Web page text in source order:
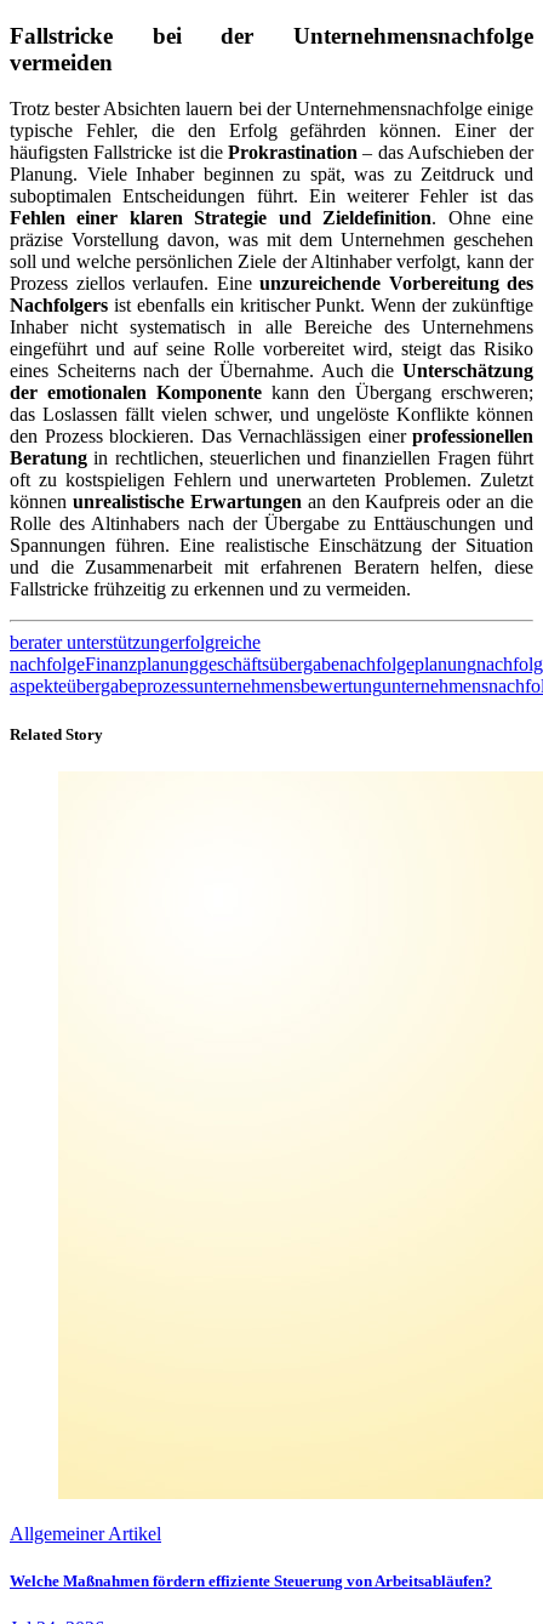
Fallstricke bei der Unternehmensnachfolge
vermeiden
Trotz bester Absichten lauern bei der Unternehmensnachfolge einige
typische Fehler, die den Erfolg gefährden können. Einer der
häufigsten Fallstricke ist die Prokrastination – das Aufschieben der
Planung. Viele Inhaber beginnen zu spät, was zu Zeitdruck und
suboptimalen Entscheidungen führt. Ein weiterer Fehler ist das
Fehlen einer klaren Strategie und Zieldefinition. Ohne eine
präzise Vorstellung davon, was mit dem Unternehmen geschehen
soll und welche persönlichen Ziele der Altinhaber verfolgt, kann der
Prozess ziellos verlaufen. Eine unzureichende Vorbereitung des
Nachfolgers ist ebenfalls ein kritischer Punkt. Wenn der zukünftige
Inhaber nicht systematisch in alle Bereiche des Unternehmens
eingeführt und auf seine Rolle vorbereitet wird, steigt das Risiko
eines Scheiterns nach der Übernahme. Auch die Unterschätzung
der emotionalen Komponentekann den Übergang erschweren;
das Loslassen fällt vielen schwer, und ungelöste Konflikte können
den Prozess blockieren. Das Vernachlässigen einer professionellen
Beratung in rechtlichen, steuerlichen und finanziellen Fragen führt
oft zu kostspieligen Fehlern und unerwarteten Problemen. Zuletzt
können unrealistische Erwartungenan den Kaufpreis oder an die
Rolle des Altinhabers nach der Übergabe zu Enttäuschungen und
Spannungen führen. Eine realistische Einschätzung der Situation
und die Zusammenarbeit mit erfahrenen Beratern helfen, diese
Fallstricke frühzeitig zu erkennen und zu vermeiden.
berater unterstützungerfolgreiche
nachfolgeFinanzplanunggeschäftsübergabenachfolgeplanung
aspekteübergabeprozessunternehmensbewertung
Related Story
Allgemeiner Artikel
Welche Maßnahmen fördern effiziente Steuerung von Arbeitsabläufen?